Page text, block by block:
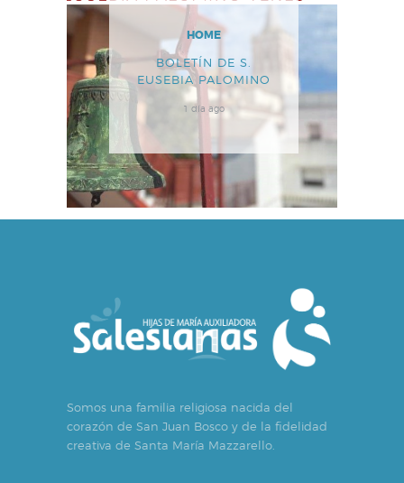
HOME
BOLETÍN DE S.
EUSEBIA PALOMINO
1 día ago
Somos una familia religiosa nacida del
corazón de San Juan Bosco y de la fidelidad
creativa de Santa María Mazzarello.